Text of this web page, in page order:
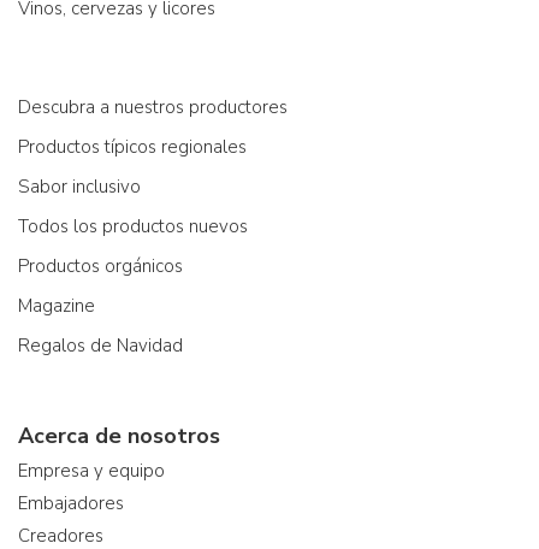
Vinos, cervezas y licores
Descubra a nuestros productores
Productos típicos regionales
Sabor inclusivo
Todos los productos nuevos
Productos orgánicos
Magazine
Regalos de Navidad
Acerca de nosotros
Empresa y equipo
Embajadores
Creadores